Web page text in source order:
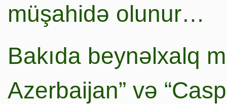
müşahidə olunur…
Bakıda beynəlxalq
Azerbaijan” və